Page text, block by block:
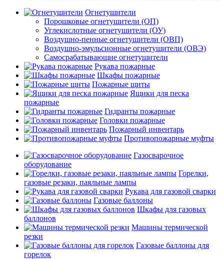
Огнетушители
Порошковые огнетушители (ОП)
Углекислотные огнетушители (ОУ)
Воздушно-пенные огнетушители (ОВП)
Воздушно-эмульсионные огнетушители (ОВЭ)
Самосрабатывающие огнетушители
Рукава пожарные
Шкафы пожарные
Пожарные щиты
Ящики для песка
пожарные
Гидранты пожарные
Головки пожарные
Пожарный инвентарь
Противопожарные муфты
Газосварочное
оборудование
Горелки,
газовые резаки, паяльные лампы
Рукава для газовой сварки
Газовые баллоны
Шкафы для газовых
баллонов
Машины термической
резки
Газовые баллоны для
горелок